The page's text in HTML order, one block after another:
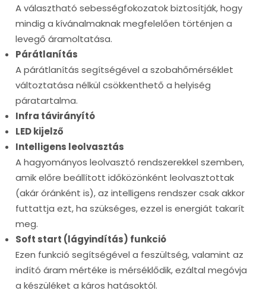
A választható sebességfokozatok biztosítják, hogy
mindig a kívánalmaknak megfelelően történjen a
levegő áramoltatása.
Párátlanítás
A párátlanítás segítségével a szobahőmérséklet
változtatása nélkül csökkenthető a helyiség
páratartalma.
Infra távirányító
LED kijelző
Intelligens leolvasztás
A hagyományos leolvasztó rendszerekkel szemben,
amik előre beállított időközönként leolvasztottak
(akár óránként is), az intelligens rendszer csak akkor
futtattja ezt, ha szükséges, ezzel is energiát takarít
meg.
Soft start (lágyindítás) funkció
Ezen funkció segítségével a feszültség, valamint az
indító áram mértéke is mérséklődik, ezáltal megóvja
a készüléket a káros hatásoktól.